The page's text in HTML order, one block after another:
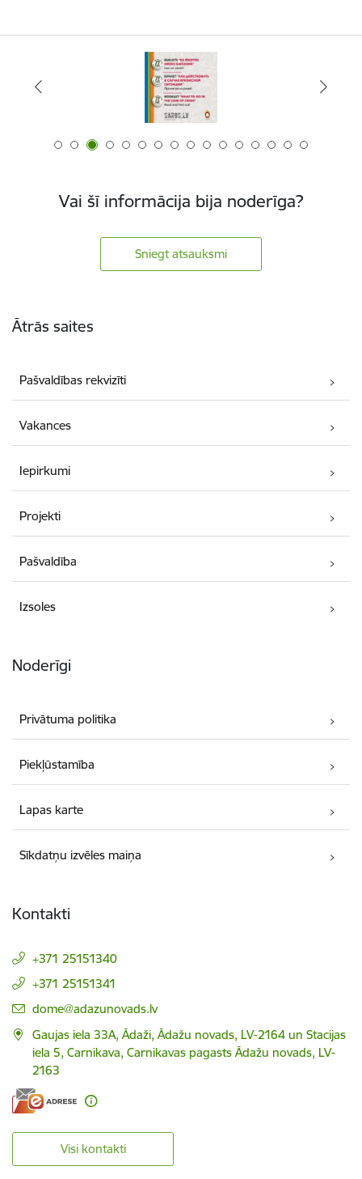
Vai šī informācija bija noderīga?
Sniegt atsauksmi
Ātrās saites
Pašvaldības rekvizīti
Vakances
Iepirkumi
Projekti
Pašvaldība
Izsoles
Noderīgi
Privātuma politika
Piekļūstamība
Lapas karte
Sīkdatņu izvēles maiņa
Kontakti
+371 25151340
+371 25151341
E-pasts:
dome@adazunovads.lv
Gaujas iela 33A, Ādaži, Ādažu novads, LV-2164 un Stacijas
iela 5, Carnikava, Carnikavas pagasts Ādažu novads, LV-
2163
Visi kontakti